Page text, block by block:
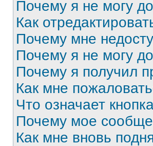
Почему я не могу
Как
Почему мне
Почему я не могу
Почему я получил
Как мне
Что означает
Почему мое
Как мне вновь